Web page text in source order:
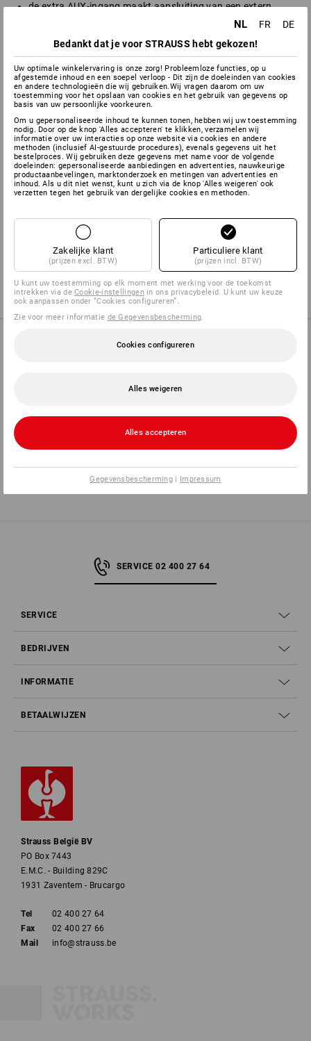
de extra AUX-ingang maakt aansluiting van een extern
goede ontvangst
levering inclusief2 penlite-batterijen
SNR: 30 dB (H: 34 dB / M: 27 dB / L: 20 dB)
slanke kappen en een gering gewicht zorgen voor een
aangenaam draaggevoel, ook bij langdurig gebruik
speciale wattering op de hoofdbeugel garandeert een
optimaal draaggevoel
eenvoudig aanpassen van de pasvorm
Meer informatie is te vinden op "Gegevensblad".
Gegevensblad
alternatieven
SERVICE 02 400 27 64
SERVICE
BEDRIJVEN
INFORMATIE
BETAALWIJZEN
Strauss België BV
PO Box 7443
E.M.C. - Building 829C
1931 Zaventem - Brucargo
Tel
02 400 27 64
Fax
02 400 27 66
Mail
info@strauss.be
NL FR
DE
Bedankt dat je voor STRAUSS hebt gekozen!
Uw optimale winkelervaring is onze zorg! Probleemloze functies, op u
afgestemde inhoud en een soepel verloop - Dit zijn de doeleinden van cookies
en andere technologieën die wij gebruiken.Wij vragen daarom om uw
toestemming voor het opslaan van cookies en het gebruik van gegevens op
basis van uw persoonlijke voorkeuren.
Om u gepersonaliseerde inhoud te kunnen tonen, hebben wij uw toestemming
nodig. Door op de knop 'Alles accepteren' te klikken, verzamelen wij
informatie over uw interacties op onze website via cookies en andere
methoden (inclusief AI-gestuurde procedures), evenals gegevens uit het
bestelproces. Wij gebruiken deze gegevens met name voor de volgende
doeleinden: gepersonaliseerde aanbiedingen en advertenties, nauwkeurige
productaanbevelingen, marktonderzoek en metingen van advertenties en
inhoud. Als u dit niet wenst, kunt u zich via de knop 'Alles weigeren' ook
verzetten tegen het gebruik van dergelijke cookies en methoden.
Zakelijke klant
(prijzen excl. BTW)
Particuliere klant
(prijzen incl. BTW)
U kunt uw toestemming op elk moment met werking voor de toekomst
intrekken via deCookie-instellingenin ons privacybeleid. U kunt uw keuze
ook aanpassen onder “Cookies configureren”.
Zie voor meer informatie de Gegevensbescherming.
Cookies configureren
Alles weigeren
Alles accepteren
Gegevensbescherming | Impressum